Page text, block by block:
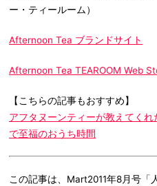
ー・ティールーム）
Afternoon Tea ブランドサイト
Afternoon Tea TEAROOM Web
【こちらの記事もおすすめ】
アフタヌーンティーが教えてくれ
で至福のおうち時間
この記事は、Mart2011年8月号「